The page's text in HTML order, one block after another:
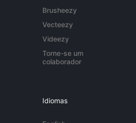
Brusheezy
Vecteezy
Videezy
Torne-se um
colaborador
Idiomas